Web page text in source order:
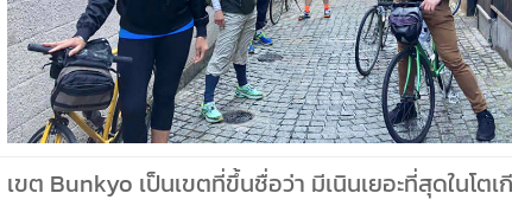
เขต Bunkyo เป็นเขตที่ขึ้นชื่อว่า มีเนินเยอะที่สุดในโตเ